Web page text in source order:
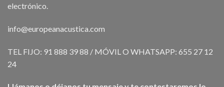
electrónico.
info@europeanacustica.com
TEL FIJO: 91 888 39 88 / MÓVIL O WHATSAPP: 655 27 12
24